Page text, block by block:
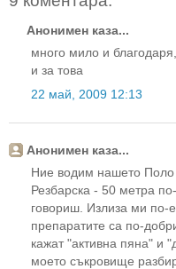
Анонимен каза...
много мило и
и за това
22 май, 2009 12:13
Анонимен каза...
Ние водим нашето Поло
Резбарска - 50 метра
говориш. Излиза ми по-
препаратите са по-
кажат "активна пяна" и
моето съкровище